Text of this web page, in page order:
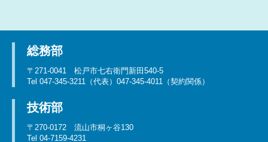
総務部
〒271-0041 松戸市七右衛門新田540-5
Tel 047-345-3211（代表）047-345-4011（契約関係）
技術部
〒270-0172 流山市桐ヶ谷130
Tel 04-7159-4231